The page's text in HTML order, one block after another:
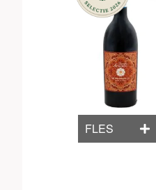
FLES